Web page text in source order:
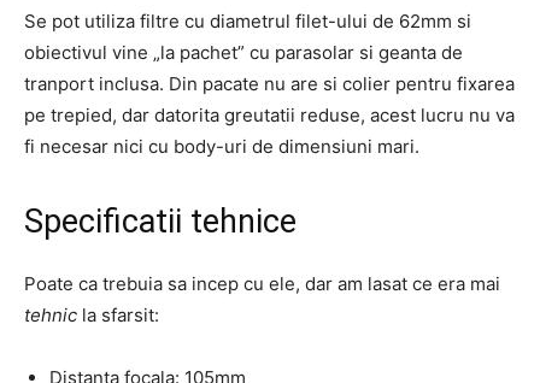
Se pot utiliza filtre cu diametrul filet-ului de 62mm si
obiectivul vine „la pachet” cu parasolar si geanta de
tranport inclusa. Din pacate nu are si colier pentru fixarea
pe trepied, dar datorita greutatii reduse, acest lucru nu va
fi necesar nici cu body-uri de dimensiuni mari.
Specificatii tehnice
Poate ca trebuia sa incep cu ele, dar am lasat ce era mai
tehnic la sfarsit:
Distanta focala: 105mm